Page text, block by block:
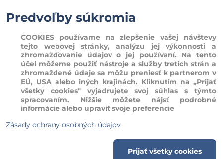
Predvoľby súkromia
COOKIES používame na zlepšenie vašej návštevy
tejto webovej stránky, analýzu jej výkonnosti a
zhromažďovanie údajov o jej používaní. Na tento
účel môžeme použiť nástroje a služby tretích strán a
zhromaždené údaje sa môžu preniesť k partnerom v
EÚ, USA alebo iných krajinách. Kliknutím na „Prijať
všetky cookies" vyjadrujete svoj súhlas s týmto
spracovaním. Nižšie môžete nájsť podrobné
informácie alebo upraviť svoje preferencie
Zásady ochrany osobných údajov
Prijať všetky cookies